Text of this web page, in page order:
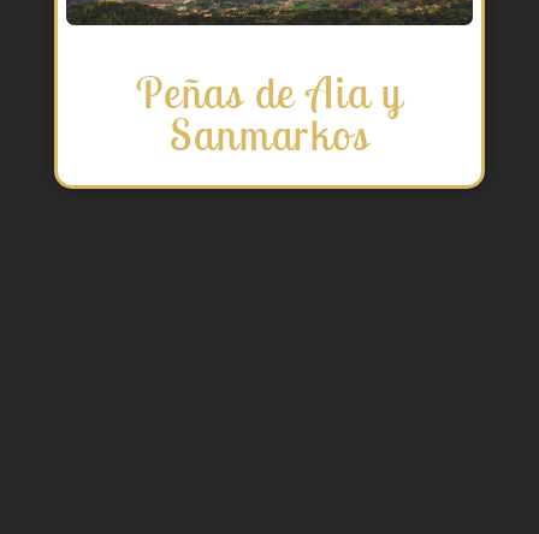
Peñas de Aia y
Sanmarkos